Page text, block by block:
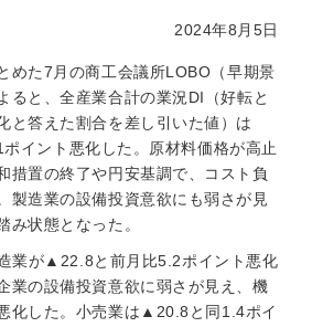
2024年8月5日
めた7月の商工会議所LOBO（早期景
ると、全産業合計の業況DI（好転と
と答えた割合を差し引いた値）は
イント悪化した。原材料価格が高止
措置の終了や円安基調で、コスト負
製造業の設備投資意欲にも弱さが見
み状態となった。
業が▲22.8と前月比5.2ポイント悪化
業の設備投資意欲に弱さが見え、機
化した。小売業は▲20.8と同1.4ポイ